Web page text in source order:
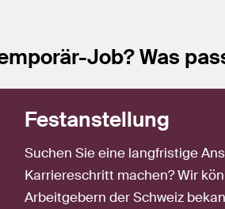
Job? Was
Festanstellung
Suchen Sie eine langfristige
Karriereschritt machen? Wir
Arbeitgebern der Schweiz